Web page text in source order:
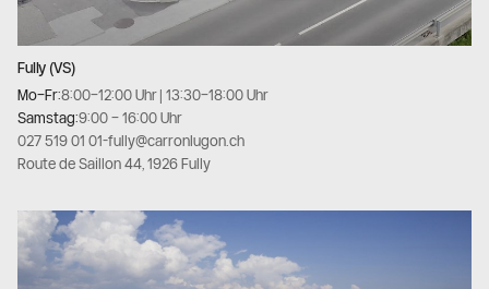
Fully (VS)
Mo–Fr:8:00–12:00 Uhr | 13:30–18:00 Uhr
Samstag:9:00 – 16:00 Uhr
027 519 01 01-fully@carronlugon.ch
Route de Saillon 44, 1926 Fully